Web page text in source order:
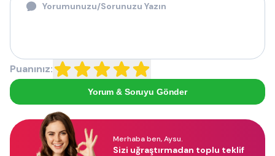
Puanınız:
Yorum & Soruyu Gönder
Merhaba ben, Aysu.
Sizi uğraştırmadan toplu teklif